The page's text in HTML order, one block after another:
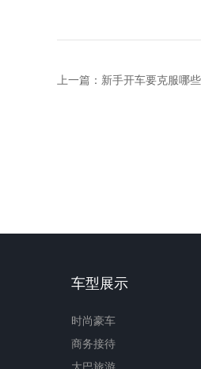
上一篇： 新手开车要克服哪
车型展示
时尚豪车
商务接待